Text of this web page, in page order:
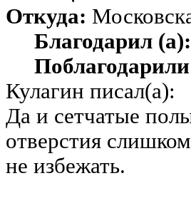
Откуда:
Благодарил (а):
Кулагин писал(а):
Да и сетчатые
отверстия
не избежать.